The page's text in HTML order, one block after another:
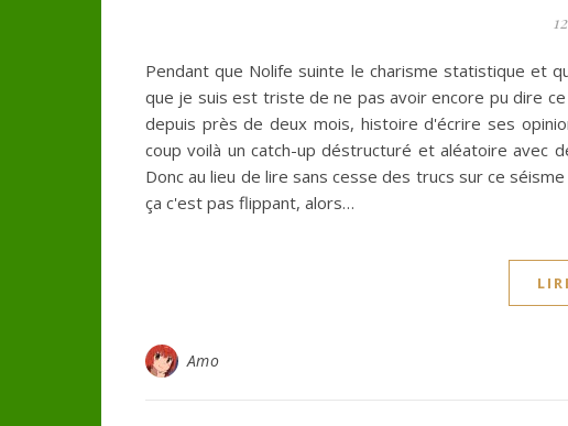
Pendant que Nolife suinte le charisme statistique et
que je suis est triste de ne pas avoir encore pu dire
depuis près de deux mois, histoire d'écrire ses
coup voilà un catch-up déstructuré et aléatoire avec
Donc au lieu de lire sans cesse des trucs sur ce
ça c'est pas flippant, alors…
Amo